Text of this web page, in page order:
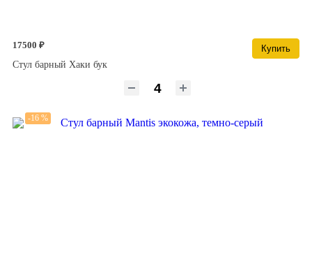
17500 ₽
Купить
Стул барный Хаки бук
-16 %